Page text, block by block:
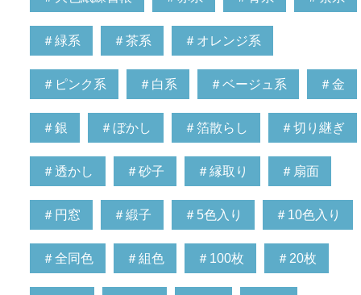
＃緑系 ＃茶系 ＃オレンジ系
＃ピンク系 ＃白系 ＃ベージュ系 ＃金
＃銀 ＃ぼかし ＃箔散らし ＃切り継ぎ
＃透かし ＃砂子 ＃縁取り ＃扇面
＃円窓 ＃緞子 ＃5色入り ＃10色入り
＃全同色 ＃組色 ＃100枚 ＃20枚